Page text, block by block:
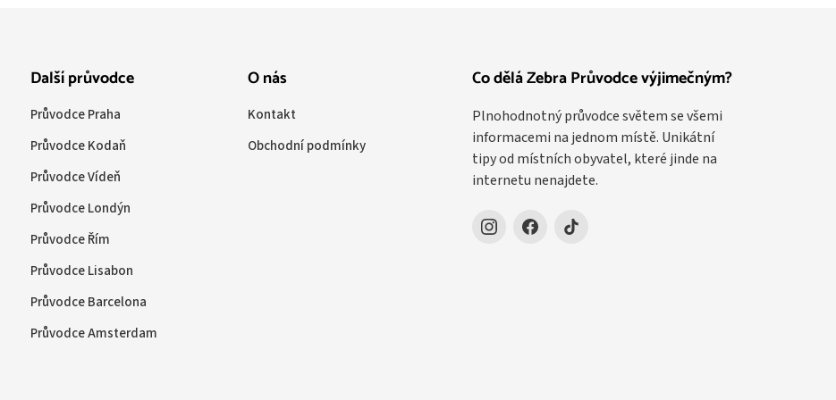
Co dělá Zebra Průvodce výjimečným?
Plnohodnotný průvodce světem se všemi
informacemi na jednom místě. Unikátní
tipy od místních obyvatel, které jinde na
internetu nenajdete.
Další průvodce
Průvodce Praha
Průvodce Kodaň
Průvodce Vídeň
Průvodce Londýn
Průvodce Řím
Průvodce Lisabon
Průvodce Barcelona
Průvodce Amsterdam
O nás
Kontakt
Obchodní podmínky